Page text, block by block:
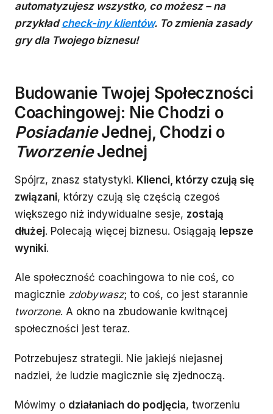
automatyzujesz wszystko, co możesz – na
przykładcheck-iny klientów. To zmienia zasady
gry dla Twojego biznesu!
Budowanie Twojej Społeczności
Coachingowej: Nie Chodzi o
PosiadanieJednej, Chodzi o
TworzenieJednej
Spójrz, znasz statystyki. Klienci, którzy czują się
związani, którzy czują się częścią czegoś
większego niż indywidualne sesje, zostają
dłużej. Polecają więcej biznesu. Osiągają lepsze
wyniki.
Ale społeczność coachingowa to nie coś, co
magicznie zdobywasz; to coś, co jest starannie
tworzone. A okno na zbudowanie kwitnącej
społeczności jest teraz.
Potrzebujesz strategii. Nie jakiejś niejasnej
nadziei, że ludzie magicznie się zjednoczą.
Mówimy o działaniach do podjęcia, tworzeniu